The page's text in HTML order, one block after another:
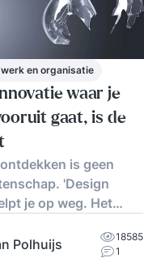
en organisatie
waar je
gaat, is de
is geen
'Design
je op weg. Het
houvast.
Polhuijs
18585
1